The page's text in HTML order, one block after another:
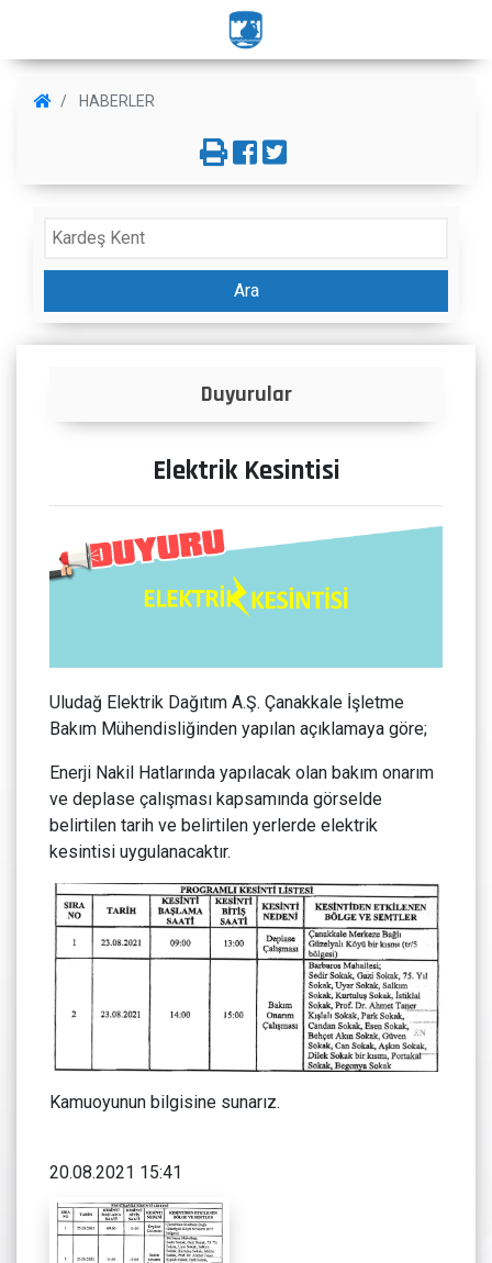
HABERLER
Ara
Duyurular
Elektrik Kesintisi
Uludağ Elektrik Dağıtım A.Ş. Çanakkale İşletme
Bakım Mühendisliğinden yapılan açıklamaya göre;
Enerji Nakil Hatlarında yapılacak olan bakım onarım
ve deplase çalışması kapsamında görselde
belirtilen tarih ve belirtilen yerlerde elektrik
kesintisi uygulanacaktır.
Kamuoyunun bilgisine sunarız.
20.08.2021 15:41